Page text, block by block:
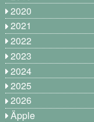
2020
2021
2022
2023
2024
2025
2026
Äpple